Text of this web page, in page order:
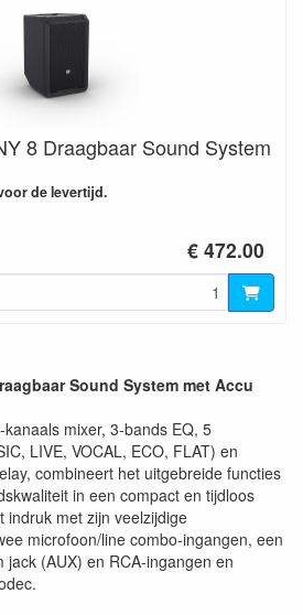
8 Draagbaar Sound System
de levertijd.
€ 472.00
Sound System met Accu
mixer, 3-bands EQ, 5
LIVE, VOCAL, ECO, FLAT) en
combineert het uitgebreide functies
in een compact en tijdloos
indruk met zijn veelzijdige
microfoon/line combo-ingangen, een
(AUX) en RCA-ingangen en